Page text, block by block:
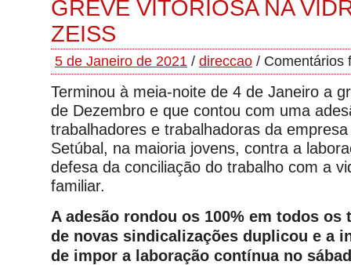
GREVE VITORIOSA NA
ZEISS
5 de Janeiro de 2021 / direccao / Comentários
Terminou à meia-noite de 4 de Janeiro a
de Dezembro e que contou com uma
trabalhadores e trabalhadoras da
Setúbal, na maioria jovens, contra a
defesa da conciliação do trabalho com a
familiar.
A adesão rondou os 100% em todos os
de novas sindicalizações duplicou e a
de impor a laboração contínua no